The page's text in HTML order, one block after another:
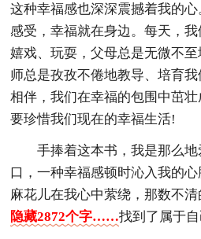
这种幸福感也深深震撼着我的
感受，幸福就在身边。每天，
嬉戏、玩耍，父母总是无微不
师总是孜孜不倦地教导、培育我
相伴，我们在幸福的包围中茁
要珍惜我们现在的幸福生活!
手捧着这本书，我是那么
口，一种幸福感顿时沁入我的
麻花儿在我心中萦绕，那数不
隐藏2872个字……找到了属于自